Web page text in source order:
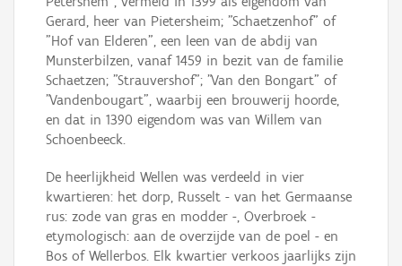
Gerard, heer van Pietersheim; "Schaetzenhof" of
"Hof van Elderen", een leen van de abdij van
Munsterbilzen, vanaf 1459 in bezit van de familie
Schaetzen; "Strauvershof"; "Van den Bongart" of
"Vandenbougart", waarbij een brouwerij hoorde,
en dat in 1390 eigendom was van Willem van
Schoenbeeck.
De heerlijkheid Wellen was verdeeld in vier
kwartieren: het dorp, Russelt - van het Germaanse
rus: zode van gras en modder -, Overbroek -
etymologisch: aan de overzijde van de poel - en
Bos of Wellerbos. Elk kwartier verkoos jaarlijks zijn